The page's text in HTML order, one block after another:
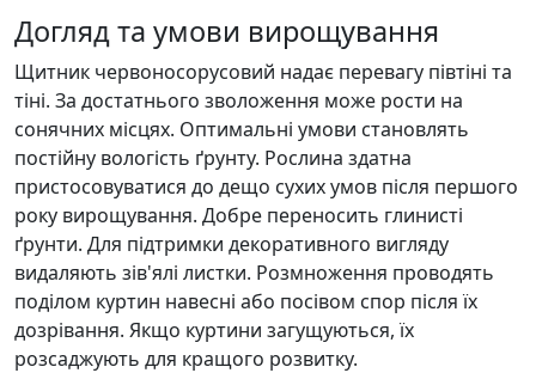
Догляд та умови вирощування
Щитник червоносорусовий надає перевагу півтіні та
тіні. За достатнього зволоження може рости на
сонячних місцях. Оптимальні умови становлять
постійну вологість ґрунту. Рослина здатна
пристосовуватися до дещо сухих умов після першого
року вирощування. Добре переносить глинисті
ґрунти. Для підтримки декоративного вигляду
видаляють зів'ялі листки. Розмноження проводять
поділом куртин навесні або посівом спор після їх
дозрівання. Якщо куртини загущуються, їх
розсаджують для кращого розвитку.